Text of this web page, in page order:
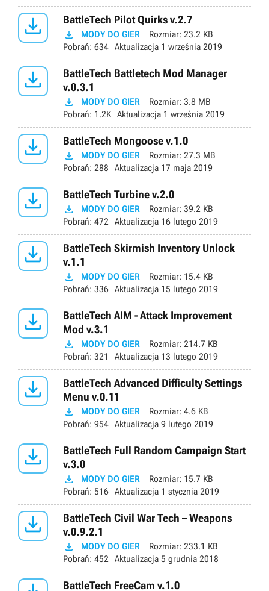
 BattleTech Pilot Quirks v.2.7
 MODY DO GIER Rozmiar: 23.2 KB
Pobrań: 634 Aktualizacja 1 września 2019

BattleTech Battletech Mod Manager
v.0.3.1
 MODY DO GIER Rozmiar: 3.8 MB
Pobrań: 1.2K Aktualizacja 1 września 2019
 BattleTech Mongoose v.1.0
 MODY DO GIER Rozmiar: 27.3 MB
Pobrań: 288 Aktualizacja 17 maja 2019
 BattleTech Turbine v.2.0
 MODY DO GIER Rozmiar: 39.2 KB
Pobrań: 472 Aktualizacja 16 lutego 2019

BattleTech Skirmish Inventory Unlock
v.1.1
 MODY DO GIER Rozmiar: 15.4 KB
Pobrań: 336 Aktualizacja 15 lutego 2019

BattleTech AIM - Attack Improvement
Mod v.3.1
 MODY DO GIER Rozmiar: 214.7 KB
Pobrań: 321 Aktualizacja 13 lutego 2019

BattleTech Advanced Difficulty Settings
Menu v.0.11
 MODY DO GIER Rozmiar: 4.6 KB
Pobrań: 954 Aktualizacja 9 lutego 2019

BattleTech Full Random Campaign Start
v.3.0
 MODY DO GIER Rozmiar: 15.7 KB
Pobrań: 516 Aktualizacja 1 stycznia 2019

BattleTech Civil War Tech – Weapons
v.0.9.2.1
 MODY DO GIER Rozmiar: 233.1 KB
Pobrań: 452 Aktualizacja 5 grudnia 2018
BattleTech FreeCam v.1.0